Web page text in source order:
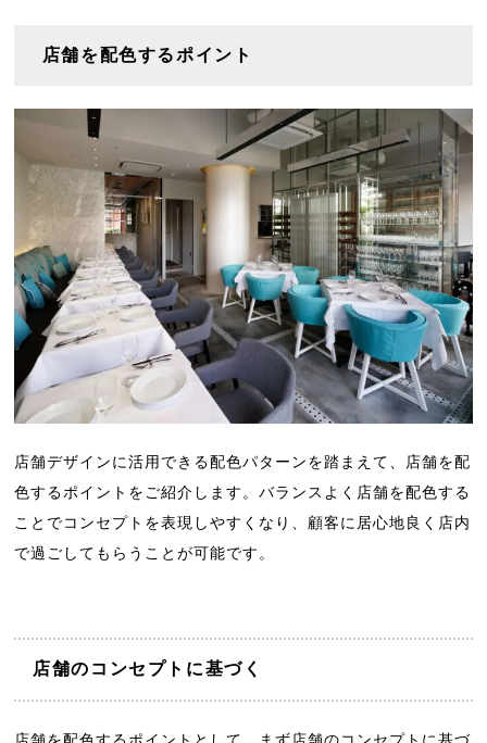
店舗を配色するポイント
店舗デザインに活用できる配色パターンを踏まえて、店舗を配
色するポイントをご紹介します。バランスよく店舗を配色する
ことでコンセプトを表現しやすくなり、顧客に居心地良く店内
で過ごしてもらうことが可能です。
店舗のコンセプトに基づく